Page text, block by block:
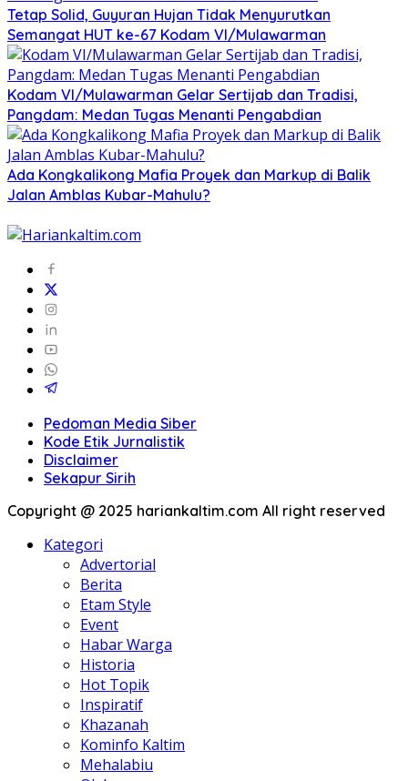
Tetap Solid, Guyuran Hujan Tidak Menyurutkan
Semangat HUT ke-67 Kodam VI/Mulawarman
Kodam VI/Mulawarman Gelar Sertijab dan Tradisi,
Pangdam: Medan Tugas Menanti Pengabdian
Ada Kongkalikong Mafia Proyek dan Markup di Balik
Jalan Amblas Kubar-Mahulu?
Pedoman Media Siber
Kode Etik Jurnalistik
Disclaimer
Sekapur Sirih
Copyright @ 2025 hariankaltim.com All right reserved
Kategori
Advertorial
Berita
Etam Style
Event
Habar Warga
Historia
Hot Topik
Inspiratif
Khazanah
Kominfo Kaltim
Mehalabiu